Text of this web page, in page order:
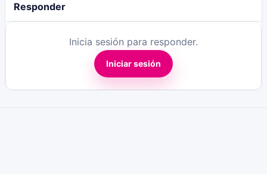
Responder
Inicia sesión para responder.
Iniciar sesión